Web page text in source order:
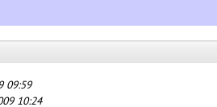
09:59
10:24